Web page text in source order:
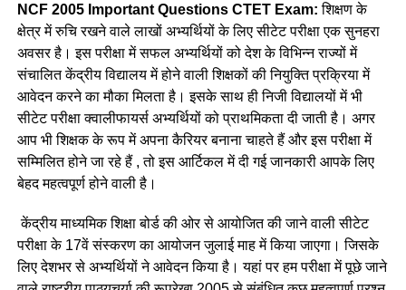
NCF 2005 Important Questions CTET Exam: शिक्षण के
क्षेत्र में रुचि रखने वाले लाखों अभ्यर्थियों के लिए सीटेट परीक्षा एक सुनहरा
अवसर है। इस परीक्षा में सफल अभ्यर्थियों को देश के विभिन्न राज्यों में
संचालित केंद्रीय विद्यालय में होने वाली शिक्षकों की नियुक्ति प्रक्रिया में
आवेदन करने का मौका मिलता है। इसके साथ ही निजी विद्यालयों में भी
सीटेट परीक्षा क्वालीफायर्स अभ्यर्थियों को प्राथमिकता दी जाती है। अगर
आप भी शिक्षक के रूप में अपना कैरियर बनाना चाहते हैं और इस परीक्षा में
सम्मिलित होने जा रहे हैं , तो इस आर्टिकल में दी गई जानकारी आपके लिए
बेहद महत्वपूर्ण होने वाली है।
केंद्रीय माध्यमिक शिक्षा बोर्ड की ओर से आयोजित की जाने वाली सीटेट
परीक्षा के 17वें संस्करण का आयोजन जुलाई माह में किया जाएगा। जिसके
लिए देशभर से अभ्यर्थियों ने आवेदन किया है। यहां पर हम परीक्षा में पूछे जाने